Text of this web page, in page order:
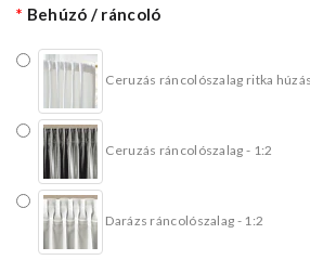
Behúzó / ráncoló
Ceruzás ráncolószalag ritka
Ceruzás ráncolószalag - 1:2
Darázs ráncolószalag - 1:2